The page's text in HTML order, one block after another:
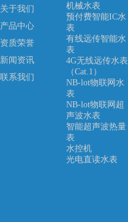
关于我们
产品中心
资质荣誉
新闻资讯
联系我们
机械水表
预付费智能IC水
表
有线远传智能水
表
4G无线远传水表
（Cat.1）
NB-lot物联网水
表
NB-lot物联网超
声波水表
智能超声波热量
表
水控机
光电直读水表